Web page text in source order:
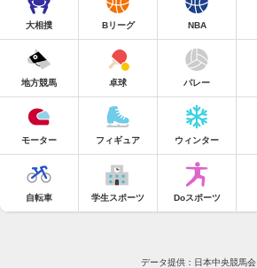
大相撲 Bリーグ NBA
地方競馬 卓球 バレー
モーター フィギュア ウィンター
自転車 学生スポーツ Doスポーツ
データ提供：日本中央競馬会